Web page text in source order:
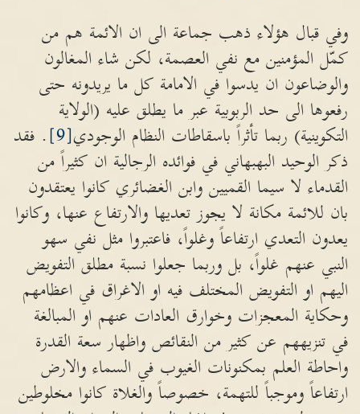
وفي قبال هؤلاء ذهب جماعة الى ان الائمة هم من
كمّل المؤمنين مع نفي العصمة، لكن شاء المغالون
والوضاعون ان يدسوا في الامامة كل ما يريدونه حتى
رفعوها الى حد الربوبية عبر ما يطلق عليه (الولاية
التكوينية) ربما تأثراً باسقاطات النظام الوجودي[9]
. فقد
ذكر الوحيد البهبهاني في فوائده الرجالية ان كثيراً من
القدماء لا سيما القميين وابن الغضائري كانوا يعتقدون
بان للائمة مكانة لا يجوز تعديها والارتفاع عنها، وكانوا
يعدون التعدي ارتفاعاً وغلواً، فاعتبروا مثل نفي سهو
النبي عنهم غلواً، بل وربما جعلوا نسبة مطلق التفويض
اليهم او التفويض المختلف فيه او الاغراق في اعظامهم
وحكاية المعجزات وخوارق العادات عنهم او المبالغة
في تنزيههم عن كثير من النقائص واظهار سعة القدرة
واحاطة العلم بمكنونات الغيوب في السماء والارض
ارتفاعاً وموجباً للتهمة، خصوصاً والغلاة كانوا مخلوطين